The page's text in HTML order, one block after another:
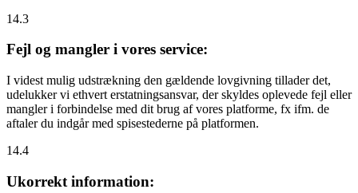
14.3
Fejl og mangler i vores service:
I videst mulig udstrækning den gældende lovgivning tillader det,
udelukker vi ethvert erstatningsansvar, der skyldes oplevede fejl eller
mangler i forbindelse med dit brug af vores platforme, fx ifm. de
aftaler du indgår med spisestederne på platformen.
14.4
Ukorrekt information: